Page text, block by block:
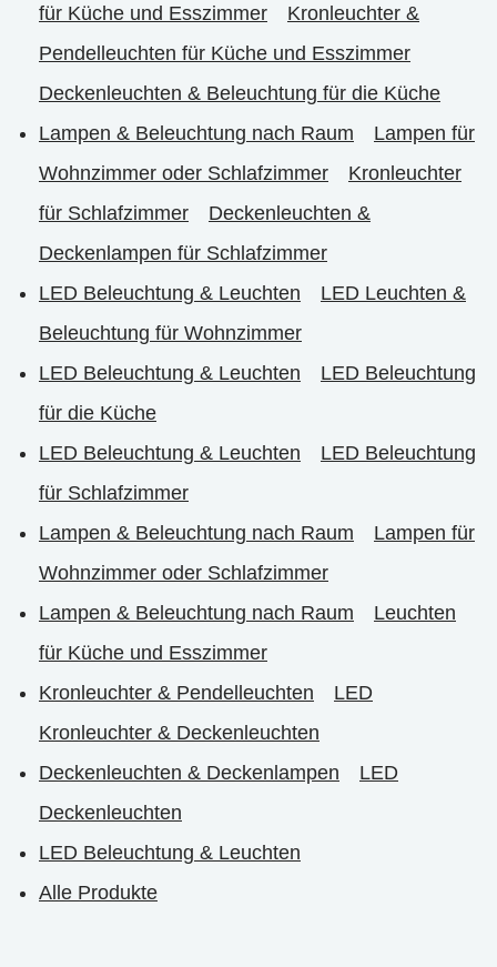
für Küche und Esszimmer
Kronleuchter &
Pendelleuchten für Küche und Esszimmer
Deckenleuchten & Beleuchtung für die Küche
Lampen & Beleuchtung nach Raum
Lampen für
Wohnzimmer oder Schlafzimmer
Kronleuchter
für Schlafzimmer
Deckenleuchten &
Deckenlampen für Schlafzimmer
LED Beleuchtung & Leuchten
LED Leuchten &
Beleuchtung für Wohnzimmer
LED Beleuchtung & Leuchten
LED Beleuchtung
für die Küche
LED Beleuchtung & Leuchten
LED Beleuchtung
für Schlafzimmer
Lampen & Beleuchtung nach Raum
Lampen für
Wohnzimmer oder Schlafzimmer
Lampen & Beleuchtung nach Raum
Leuchten
für Küche und Esszimmer
Kronleuchter & Pendelleuchten
LED
Kronleuchter & Deckenleuchten
Deckenleuchten & Deckenlampen
LED
Deckenleuchten
LED Beleuchtung & Leuchten
Alle Produkte